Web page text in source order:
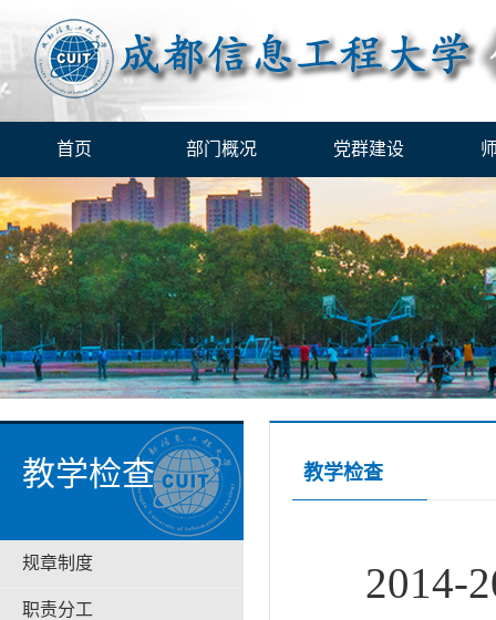
首页 部门概况 党群建设
教学检查
规章制度
职责分工
教学检查
2014-